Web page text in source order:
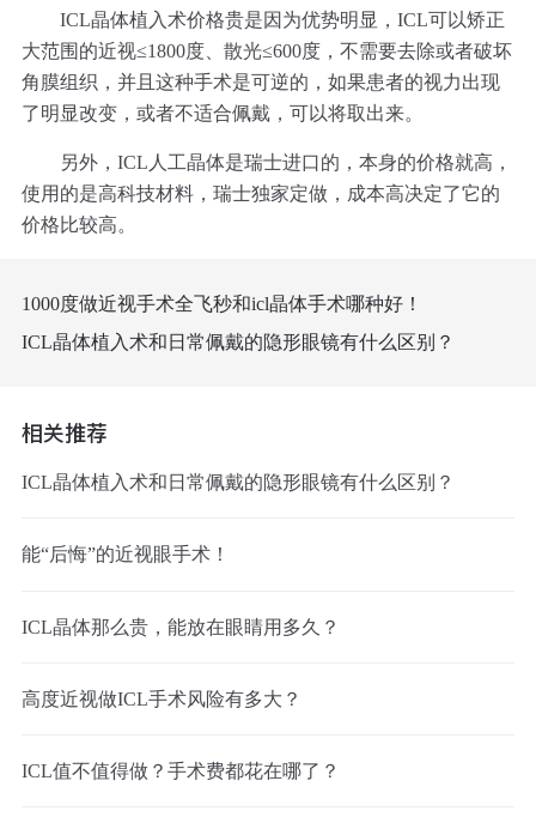
ICL晶体植入术价格贵是因为优势明显，ICL可以矫正
大范围的近视≤1800度、散光≤600度，不需要去除或者破坏
角膜组织，并且这种手术是可逆的，如果患者的视力出现
了明显改变，或者不适合佩戴，可以将取出来。
另外，ICL人工晶体是瑞士进口的，本身的价格就高，
使用的是高科技材料，瑞士独家定做，成本高决定了它的
价格比较高。
1000度做近视手术全飞秒和icl晶体手术哪种好！
ICL晶体植入术和日常佩戴的隐形眼镜有什么区别？
相关推荐
ICL晶体植入术和日常佩戴的隐形眼镜有什么区别？
能“后悔”的近视眼手术！
ICL晶体那么贵，能放在眼睛用多久？
高度近视做ICL手术风险有多大？
ICL值不值得做？手术费都花在哪了？